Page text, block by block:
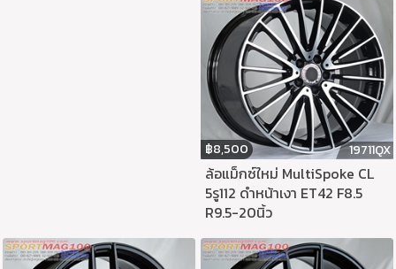
฿8,500 19711QX
ล้อแม็กซ์ใหม่ MultiSpoke CL
5รู112 ดำหน้าเงา ET42 F8.5
R9.5-20นิ้ว